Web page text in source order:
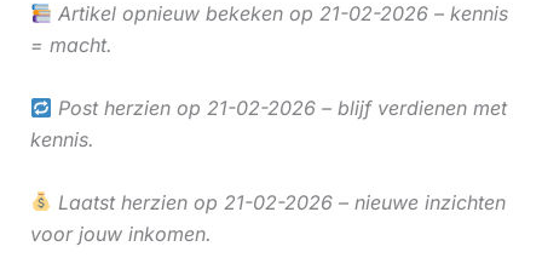
Artikel opnieuw bekeken op 21-02-2026 – kennis
= macht.
Post herzien op 21-02-2026 – blijf verdienen met
kennis.
Laatst herzien op 21-02-2026 – nieuwe inzichten
voor jouw inkomen.